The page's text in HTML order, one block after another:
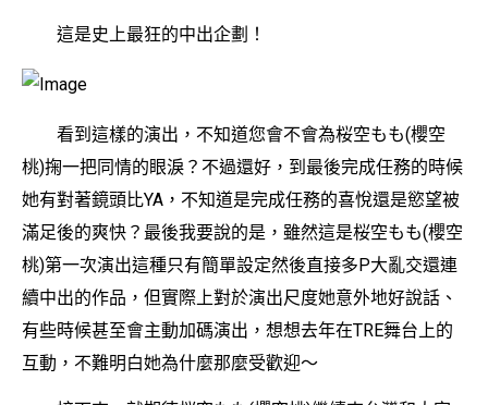
這是史上最狂的中出企劃！
看到這樣的演出，不知道您會不會為桜空もも(櫻空
桃)掬一把同情的眼淚？不過還好，到最後完成任務的時候
她有對著鏡頭比YA，不知道是完成任務的喜悅還是慾望被
滿足後的爽快？最後我要說的是，雖然這是桜空もも(櫻空
桃)第一次演出這種只有簡單設定然後直接多P大亂交還連
續中出的作品，但實際上對於演出尺度她意外地好說話、
有些時候甚至會主動加碼演出，想想去年在TRE舞台上的
互動，不難明白她為什麼那麼受歡迎～